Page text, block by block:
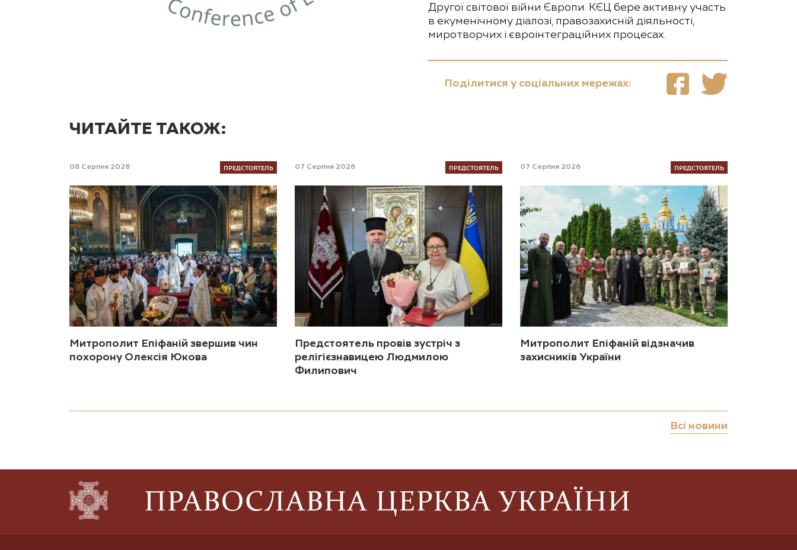
Другої світової війни Європи. КЄЦ бере активну участь
в екуменічному діалозі, правозахисній діяльності,
миротворчих і євроінтеграційних процесах.
Поділитися у соціальних мережах:
ЧИТАЙТЕ ТАКОЖ:
08 Серпня 2026 ПРЕДСТОЯТЕЛЬ
Митрополит Епіфаній звершив чин
похорону Олексія Юкова
07 Серпня 2026 ПРЕДСТОЯТЕЛЬ
Предстоятель провів зустріч з
релігієзнавицею Людмилою
Филипович
07 Серпня 2026 ПРЕДСТОЯТЕЛЬ
Митрополит Епіфаній відзначив
захисників України
Всі новини